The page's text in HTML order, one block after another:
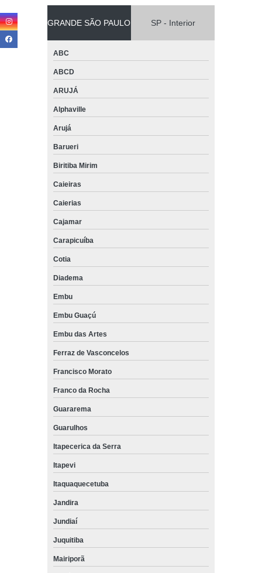
GRANDE SÃO PAULO SP - Interior
ABC
ABCD
ARUJÁ
Alphaville
Arujá
Barueri
Biritiba Mirim
Caieiras
Caierias
Cajamar
Carapicuíba
Cotia
Diadema
Embu
Embu Guaçú
Embu das Artes
Ferraz de Vasconcelos
Francisco Morato
Franco da Rocha
Guararema
Guarulhos
Itapecerica da Serra
Itapevi
Itaquaquecetuba
Jandira
Jundiaí
Juquitiba
Mairiporã